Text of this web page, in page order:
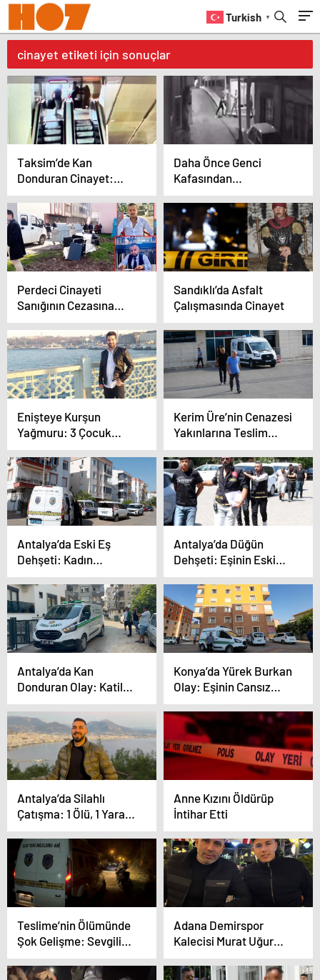
Turkish ▼
cinayet etiketi için sonuçlar
Taksim’de Kan
Donduran Cinayet:
Para Vermeyince
Bıçakladı
Daha Önce Genci
Kafasından
Bıçaklamıştı: İzmir’de
Cinayet İşledi
Perdeci Cinayeti
Sanığının Cezasına
Yargıtay Kararı
Sandıklı’da Asfalt
Çalışmasında Cinayet
Enişteye Kurşun
Yağmuru: 3 Çocuk
Babası Hayatını
Kaybetti
Kerim Üre’nin Cenazesi
Yakınlarına Teslim
Edildi
Antalya’da Eski Eş
Dehşeti: Kadın
Ameliyata Alındı
Antalya’da Düğün
Dehşeti: Eşinin Eski
Nişanlısını Öldürdü
Antalya’da Kan
Donduran Olay: Katil
Emlakçıyı Arayıp İtiraf
Etti
Konya’da Yürek Burkan
Olay: Eşinin Cansız
Bedeniyle 1 Hafta
Yaşadı
Antalya’da Silahlı
Çatışma: 1 Ölü, 1 Yaralı,
9 Gözaltı
Anne Kızını Öldürüp
İntihar Etti
Teslime’nin Ölümünde
Şok Gelişme: Sevgilisi
50 Metre Sırtında
Taşımış
Adana Demirspor
Kalecisi Murat Uğur
Eser’in Babası Hayatını
Kaybetti